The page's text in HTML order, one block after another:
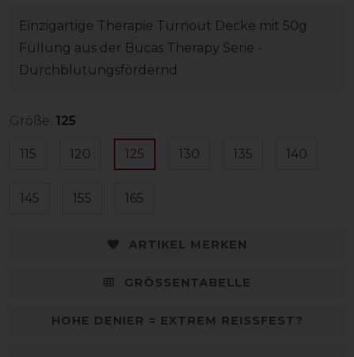
Einzigartige Therapie Turnout Decke mit 50g
Füllung aus der Bucas Therapy Serie -
Durchblutungsfördernd
Größe: 125
115 120 125 130 135 140
145 155 165
ARTIKEL MERKEN
GRÖSSENTABELLE
HOHE DENIER = EXTREM REISSFEST?